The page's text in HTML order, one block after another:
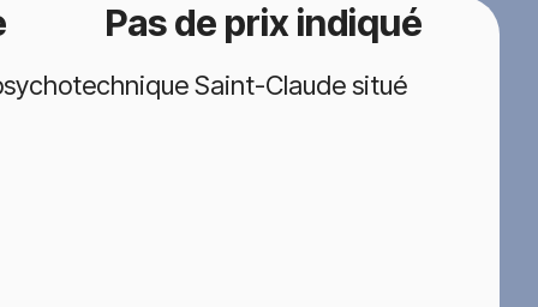
Pas de prix indiqué
Saint-Claude situé